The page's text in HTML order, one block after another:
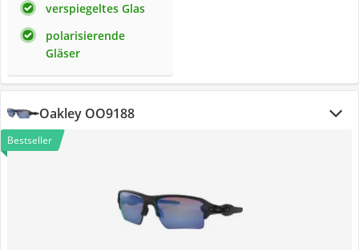
verspiegeltes Glas
polarisierende
Gläser
Oakley OO9188
Bestseller